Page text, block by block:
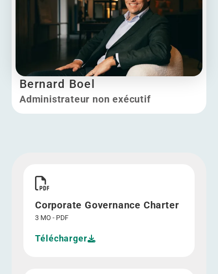
Bernard Boel
Administrateur non exécutif
Bernard Boel
Corporate Governance Charter
3 MO - PDF
Télécharger